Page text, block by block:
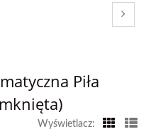
Piła
Wyświetlacz: